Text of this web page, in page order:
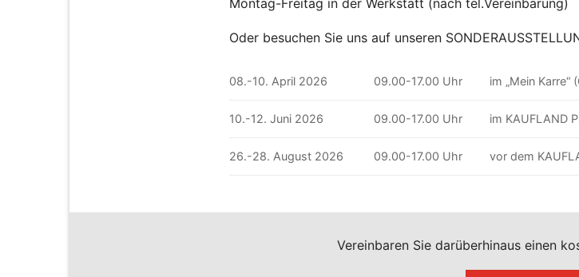
Oder besuchen Sie uns auf unseren
08.-10. April 2026 09.00-17.00 Uhr im „Mein
10.-12. Juni 2026 09.00-17.00 Uhr im KAUFLAND
26.-28. August 2026 09.00-17.00 Uhr vor dem
Vereinbaren Sie darüberhinaus einen